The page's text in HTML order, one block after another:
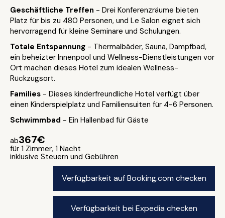
Geschäftliche Treffen - Drei Konferenzräume bieten
Platz für bis zu 480 Personen, und Le Salon eignet sich
hervorragend für kleine Seminare und Schulungen.
Totale Entspannung - Thermalbäder, Sauna, Dampfbad,
ein beheizter Innenpool und Wellness-Dienstleistungen vor
Ort machen dieses Hotel zum idealen Wellness-
Rückzugsort.
Families - Dieses kinderfreundliche Hotel verfügt über
einen Kinderspielplatz und Familiensuiten für 4-6 Personen.
Schwimmbad - Ein Hallenbad für Gäste
ab367€
für 1 Zimmer, 1 Nacht
inklusive Steuern und Gebühren
Verfügbarkeit auf Booking.com checken
Verfügbarkeit bei Expedia checken